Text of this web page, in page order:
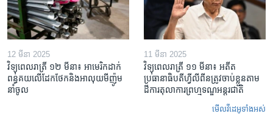
12 មីនា 2025
វិទ្យុពេលរាត្រី ១២ មីនា៖ អាមេរិក​ដាក់​
ពន្ធគយ​លើ​ដែកថែក​និង​អាលុយ​មីញ៉ូម​
នាំចូល
11 មីនា 2025
វិទ្យុពេលរាត្រី ១១ មីនា៖ អតីត​
ប្រធានាធិបតីហ្វីលីពីន​ត្រូវ​ចាប់ខ្លួនតាម
ដីការ​តុលាការ​ព្រហ្មទណ្ឌ​អន្តរជាតិ
មើល​វីដេអូ​ទាំង​អស់